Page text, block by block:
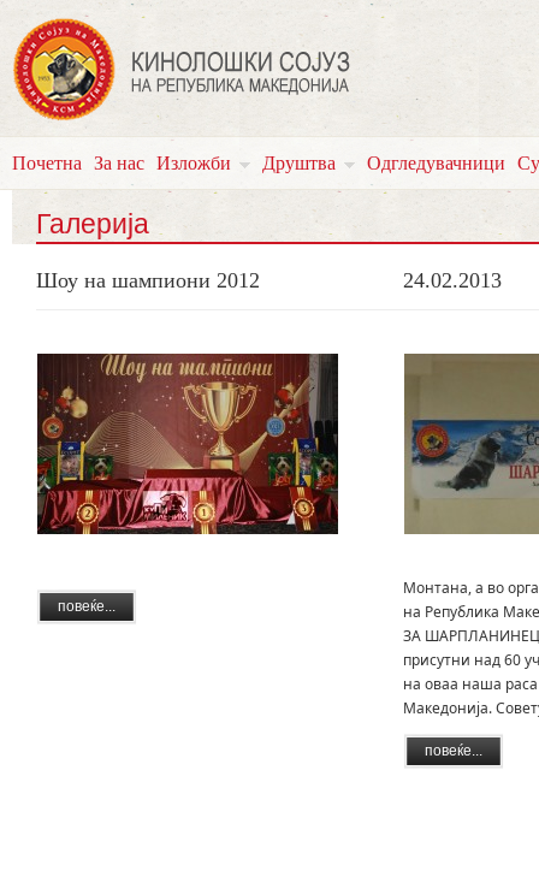
Почетна За нас Изложби Друштва Одгледувачници
Галерија
Шоу на шампиони 2012
повеќе...
24.02.2013
Монтана, а во
на Република
ЗА
присутни над 60
на оваа наша
Македонија.
повеќе...